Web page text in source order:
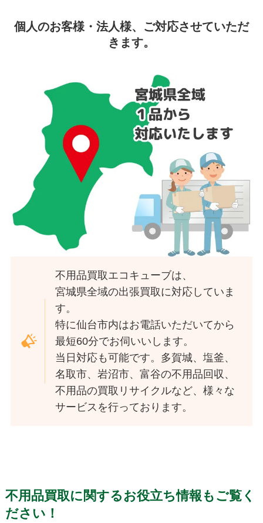
個人のお客様・法人様、ご対応させていただ
きます。
不用品買取エコキューブは、
宮城県全域の出張買取に対応していま
す。
特に仙台市内はお電話いただいてから
最短60分でお伺いいします。
当日対応も可能です。多賀城、塩釜、
名取市、岩沼市、富谷の不用品回収、
不用品の買取リサイクルなど、様々な
サービスを行っております。
不用品買取に関するお役立ち情報もご覧く
ださい！